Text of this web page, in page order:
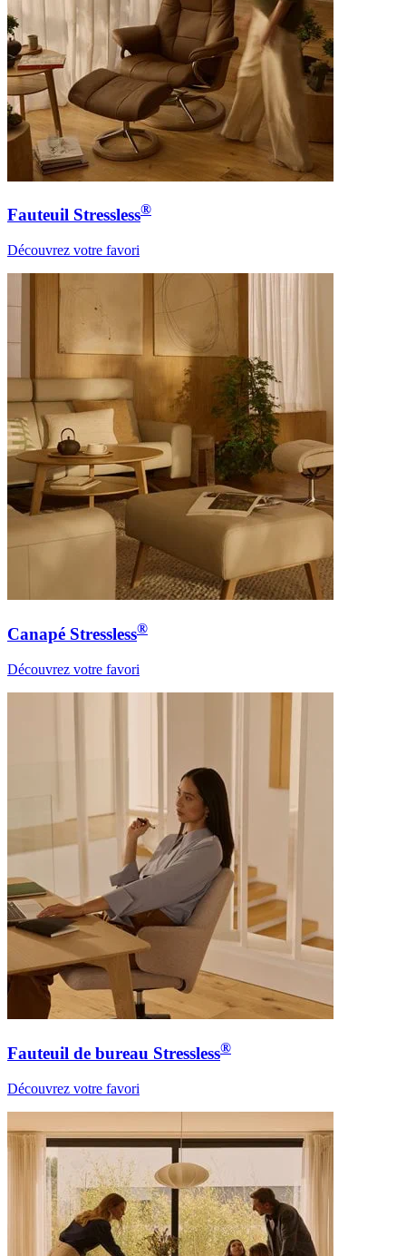
Fauteuil Stressless®
Découvrez votre favori
Canapé Stressless®
Découvrez votre favori
Fauteuil de bureau Stressless®
Découvrez votre favori